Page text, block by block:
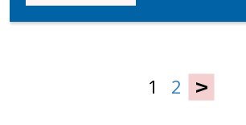
1 2 ›